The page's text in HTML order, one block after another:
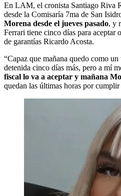
En LAM, el cronista Santiago Riva
desde la Comisaría 7ma de San
Morena desde el jueves pasado, y
Ferrari tiene cinco días para aceptar
de garantías Ricardo Acosta.
“Capaz que mañana quedo como
detenida cinco días más, pero a mí
fiscal lo va a aceptar y mañana
quedan las últimas horas por